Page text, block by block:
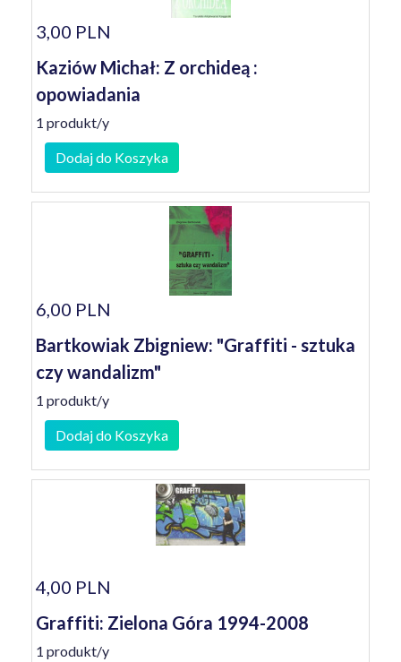
3,00 PLN
Kaziów Michał: Z orchideą :
opowiadania
1 produkt/y
Dodaj do Koszyka
6,00 PLN
Bartkowiak Zbigniew: "Graffiti - sztuka
czy wandalizm"
1 produkt/y
Dodaj do Koszyka
4,00 PLN
Graffiti: Zielona Góra 1994-2008
1 produkt/y